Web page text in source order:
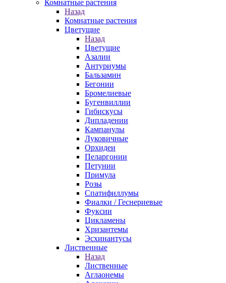
Комнатные растения
Назад
Комнатные растения
Цветущие
Назад
Цветущие
Азалии
Антуриумы
Бальзамин
Бегонии
Бромелиевые
Бугенвиллии
Гибискусы
Дипладении
Кампанулы
Луковичные
Орхидеи
Пеларгонии
Петунии
Примула
Розы
Спатифиллумы
Фиалки / Геснериевые
Фуксии
Цикламены
Хризантемы
Эсхинантусы
Лиственные
Назад
Лиственные
Аглаонемы